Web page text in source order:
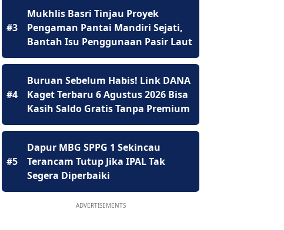
#3
Mukhlis Basri Tinjau Proyek
Pengaman Pantai Mandiri Sejati,
Bantah Isu Penggunaan Pasir Laut
#4
Buruan Sebelum Habis! Link DANA
Kaget Terbaru 6 Agustus 2026 Bisa
Kasih Saldo Gratis Tanpa Premium
#5
Dapur MBG SPPG 1 Sekincau
Terancam Tutup Jika IPAL Tak
Segera Diperbaiki
ADVERTISEMENTS